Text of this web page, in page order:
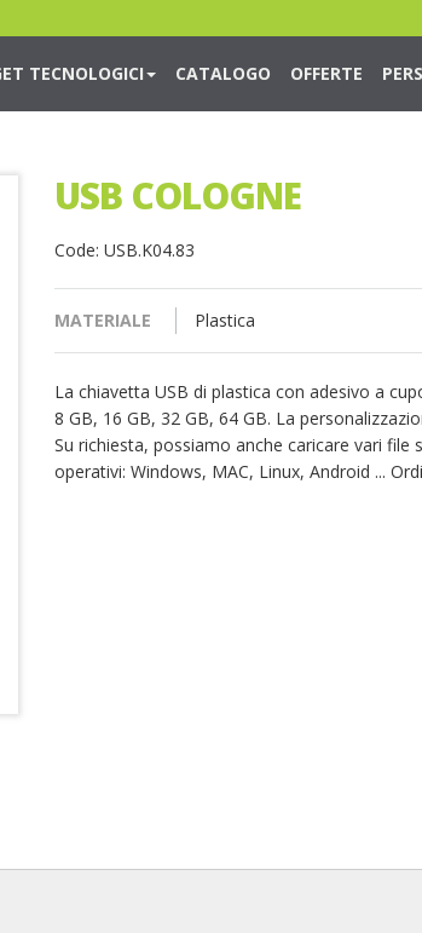
TECNOLOGICI CATALOGO OFFERTE
USB COLOGNE
Code: USB.K04.83
MATERIALE Plastica
La chiavetta USB di plastica con adesivo a
8 GB, 16 GB, 32 GB, 64 GB. La
Su richiesta, possiamo anche caricare vari
operativi: Windows, MAC, Linux, Android ...